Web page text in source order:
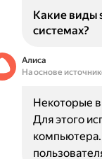
Какие виды
системах?
Алиса
На основе
Некоторые
Для этого